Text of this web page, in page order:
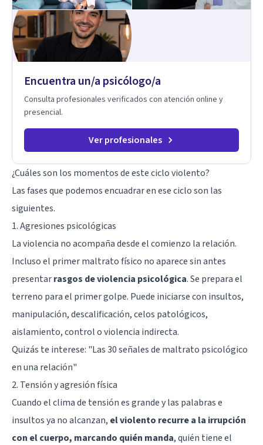
enfoque terapéutico se diferencia por una premisa clara: no
trabaja el síntoma, trabaja la raíz que lo origina. Su
metodología interviene en tres niveles: regulación del
sistema emocional, reprocesamiento de heridas de la
infancia y reestructuración cognitiva profunda, permitiendo
origen. Si buscas un proceso superficial, este no es el lugar.
raíz de lo que te ocurre, la Dra. Sandra Milena Jiménez Duque
es una de las mejores opciones para acompañarte. Porque
cuando sanas tu mundo interno, cambias tu forma de pensar,
Encuentra un/a psicólogo/a
Consulta profesionales verificados con atención online y
presencial.
Ver profesionales
¿Cuáles son los momentos de este ciclo violento?
Las fases que podemos encuadrar en ese ciclo son las
siguientes.
1. Agresiones psicológicas
La violencia no acompaña desde el comienzo la relación.
Incluso el primer maltrato físico no aparece sin antes
presentarrasgos de violencia psicológica. Se prepara el
terreno para el primer golpe. Puede iniciarse con insultos,
manipulación, descalificación, celos patológicos,
aislamiento, control o violencia indirecta.
Quizás te interese: "Las 30 señales de maltrato psicológico
en una relación"
2. Tensión y agresión física
Cuando el clima de tensión es grande y las palabras e
insultos ya no alcanzan, el violento recurre a la irrupción
con el cuerpo, marcando quién manda, quién tiene el